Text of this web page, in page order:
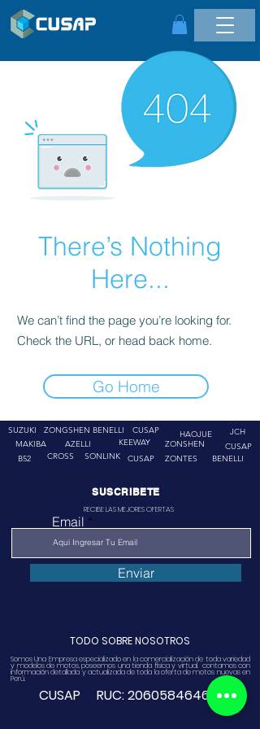
There’s Nothing
Here...
We can’t find the page you’re looking for.
Check the URL, or head back home.
Go Home
SUZUKI
ZONGSHEN
MAKIBA
AZELLI
BENELLI
CUSAP
KEEWAY
B52
CROSS SONLINK CUSAP
HAOJUE
JCH
ZONSHEN
ZONTES
CUSAP
BENELLI
SUSCRIBETE
RECIBE LAS MEJORES OFERTAS
Email
Enviar
TODO SOBRE NOSOTROS
Somos Una Empresa especializado en la comercialización de toda variedad
y modelos de motos, poseemos una tienda física y virtual. contamos con
información detallada y actualizada de toda la oferta de motos nuevas en
Perú.
CUSAP RUC:20605846468